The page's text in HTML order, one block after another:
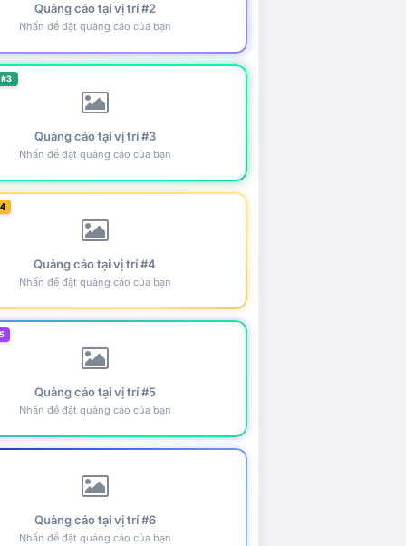
Quảng cáo tại vị trí #2
Nhấn để đặt quảng cáo của bạn
Quảng cáo tại vị trí #3
Nhấn để đặt quảng cáo của bạn
Quảng cáo tại vị trí #4
Nhấn để đặt quảng cáo của bạn
Quảng cáo tại vị trí #5
Nhấn để đặt quảng cáo của bạn
Quảng cáo tại vị trí #6
Nhấn để đặt quảng cáo của bạn